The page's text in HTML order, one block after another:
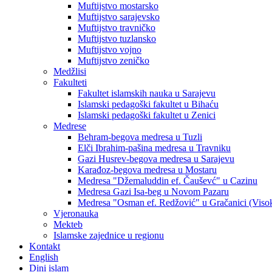
Muftijstvo mostarsko
Muftijstvo sarajevsko
Muftijstvo travničko
Muftijstvo tuzlansko
Muftijstvo vojno
Muftijstvo zeničko
Medžlisi
Fakulteti
Fakultet islamskih nauka u Sarajevu
Islamski pedagoški fakultet u Bihaću
Islamski pedagoški fakultet u Zenici
Medrese
Behram-begova medresa u Tuzli
Elči Ibrahim-pašina medresa u Travniku
Gazi Husrev-begova medresa u Sarajevu
Karađoz-begova medresa u Mostaru
Medresa "Džemaluddin ef. Čauševć" u Cazinu
Medresa Gazi Isa-beg u Novom Pazaru
Medresa "Osman ef. Redžović" u Gračanici
Vjeronauka
Mekteb
Islamske zajednice u regionu
Kontakt
English
Dini islam